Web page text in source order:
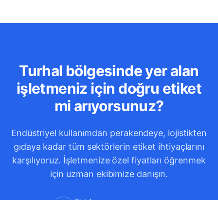
Turhal bölgesinde yer alan
işletmeniz için doğru etiket
mi arıyorsunuz?
Endüstriyel kullanımdan perakendeye, lojistikten
gıdaya kadar tüm sektörlerin etiket ihtiyaçlarını
karşılıyoruz. İşletmenize özel fiyatları öğrenmek
için uzman ekibimize danışın.